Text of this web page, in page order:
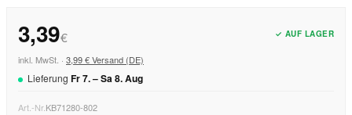
3,39€ ✓ AUF LAGER
inkl. MwSt. · 3,99 € Versand (DE)
Lieferung Fr7. –Sa8.Aug
Art.-Nr.KB71280-802